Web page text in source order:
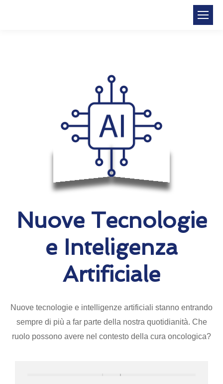
Nuove Tecnologie
e Inteligenza
Artificiale
Nuove tecnologie e intelligenze artificiali stanno entrando
sempre di più a far parte della nostra quotidianità. Che
ruolo possono avere nel contesto della cura oncologica?